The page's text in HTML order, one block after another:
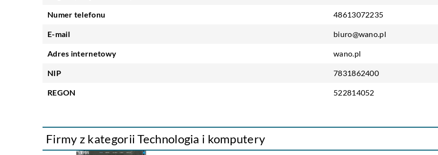
Numer telefonu 48613072235
E-mail biuro@wano.pl
Adres internetowy wano.pl
NIP 7831862400
REGON 522814052
Firmy z kategorii Technologia i komputery